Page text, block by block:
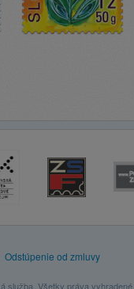
Odstúpenie od zmluvy
služba. Všetky práva vyhradené